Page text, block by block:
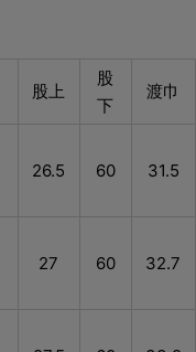
股上
股
下
渡巾
26.5 60 31.5
27 60 32.7